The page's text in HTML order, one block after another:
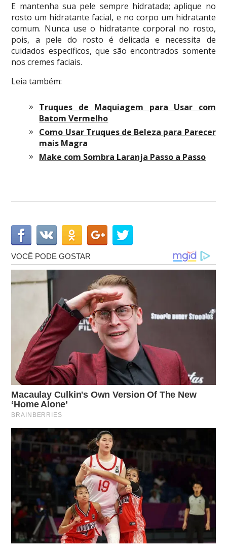
E mantenha sua pele sempre hidratada; aplique no
rosto um hidratante facial, e no corpo um hidratante
comum. Nunca use o hidratante corporal no rosto,
pois, a pele do rosto é delicada e necessita de
cuidados específicos, que são encontrados somente
nos cremes faciais.
Leia também:
Truques de Maquiagem para Usar com
Batom Vermelho
Como Usar Truques de Beleza para Parecer
mais Magra
Make com Sombra Laranja Passo a Passo